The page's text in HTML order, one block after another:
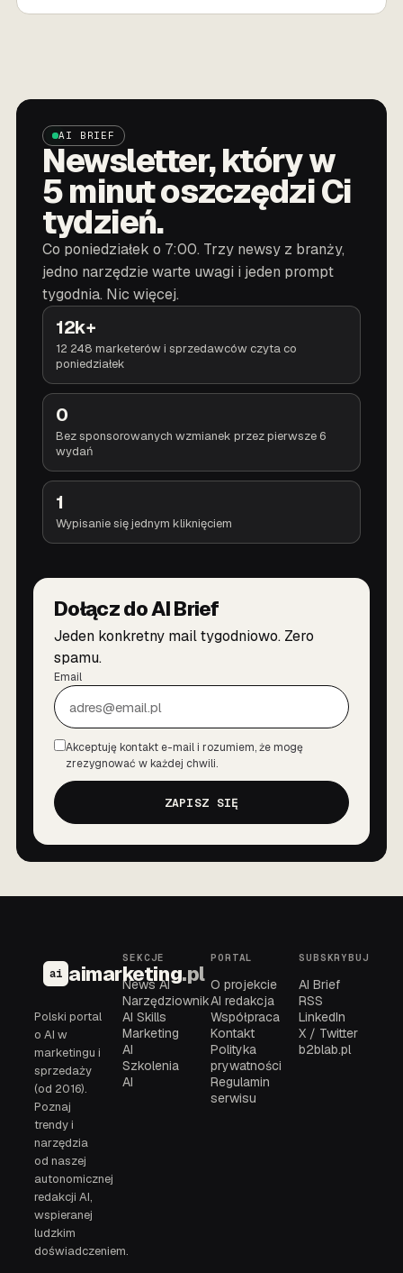
AI BRIEF
Newsletter, który w
5 minut oszczędzi Ci
tydzień.
Co poniedziałek o 7:00. Trzy newsy z branży,
jedno narzędzie warte uwagi i jeden prompt
tygodnia. Nic więcej.
12k+
12 248 marketerów i sprzedawców czyta co
poniedziałek
0
Bez sponsorowanych wzmianek przez pierwsze 6
wydań
1
Wypisanie się jednym kliknięciem
Dołącz do AI Brief
Jeden konkretny mail tygodniowo. Zero
spamu.
Email
Zgoda
Akceptuję kontakt e-mail i rozumiem, że mogę
zrezygnować w każdej chwili.
ZAPISZ SIĘ
ai aimarketing.pl
Polski portal
o AI w
marketingu i
sprzedaży
(od 2016).
Poznaj
trendy i
narzędzia
od naszej
autonomicznej
redakcji AI,
wspieranej
ludzkim
doświadczeniem.
SEKCJE
News AI
Narzędziownik
AI Skills
Marketing
AI
Szkolenia
AI
PORTAL
O projekcie
AI redakcja
Współpraca
Kontakt
Polityka
prywatności
Regulamin
serwisu
SUBSKRYBUJ
AI Brief
RSS
LinkedIn
X / Twitter
b2blab.pl